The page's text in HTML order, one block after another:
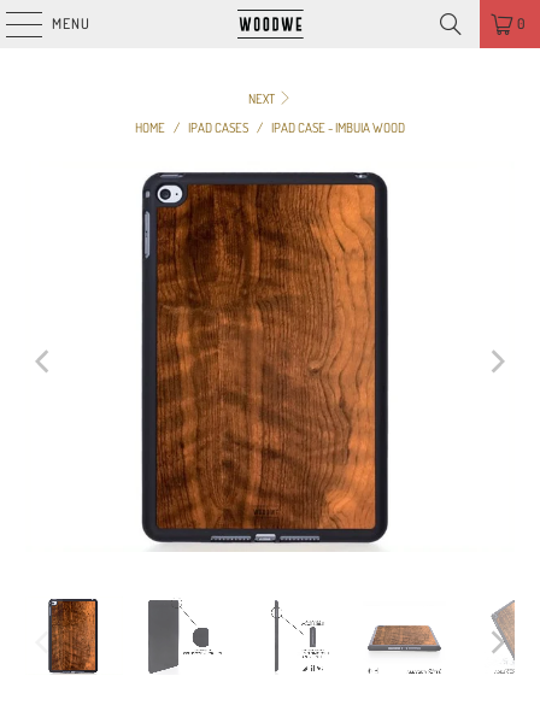
MENU 0
NEXT
HOME / IPAD CASES / IPAD CASE - IMBUIA WOOD